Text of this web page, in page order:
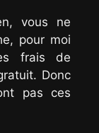
vous ne
pour moi
frais de
Donc
pas ces